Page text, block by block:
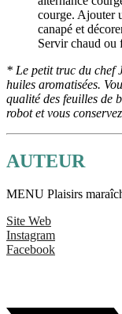
courge. Ajouter
canapé et
Servir chaud ou
* Le petit truc du chef
huiles aromatisées.
qualité des feuilles de
robot et vous
AUTEUR
MENU Plaisirs
Site Web
Instagram
Facebook